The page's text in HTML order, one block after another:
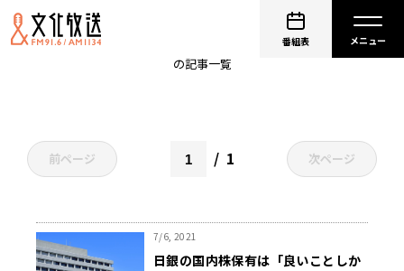
番組表
の記事一覧
前ページ 1 次ページ
7/6, 2021
日銀の国内株保有は「良いことしか